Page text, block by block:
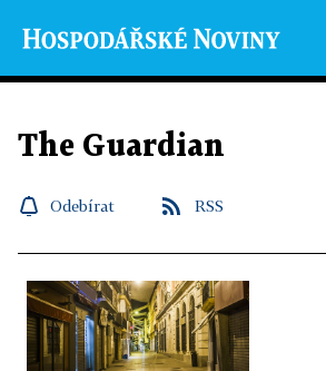
The Guardian
Odebírat RSS